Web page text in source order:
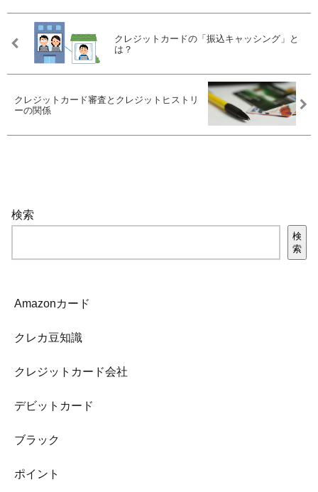
クレジットカードの「振込キャッシング」と
は？
クレジットカード審査とクレジットヒストリ
ーの関係
検索
検
索
Amazonカード
クレカ豆知識
クレジットカード会社
デビットカード
ブラック
ポイント